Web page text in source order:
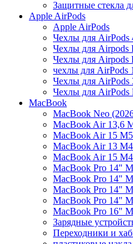
Защитные стекла
Apple AirPods
Apple AirPods
Чехлы для AirPods
Чехлы для Airpods
Чехлы для Airpods
чехлы для AirPods
Чехлы для AirPods
Чехлы для AirPods
MacBook
MacBook Neo
MacBook Air 13,6
MacBook Air 15
MacBook Air 13
MacBook Air 15
MacBook Pro 14"
MacBook Pro 14"
MacBook Pro 14"
MacBook Pro 14"
MacBook Pro 16"
Зарядные
Переходники и